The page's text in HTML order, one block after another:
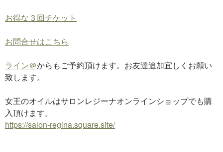
お得な３回チケット
お問合せはこちら
ライン＠からもご予約頂けます。お友達追加宜しくお願い
致します。
女王のオイルはサロンレジーナオンラインショップでも購
入頂けます。
https://salon-regina.square.site/